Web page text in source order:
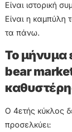
Είναι ιστορική
Είναι η καμπύλη
τα πάνω.
Το μήνυμα
bear
Ο 4ετής κύκλος
προσελκύει: